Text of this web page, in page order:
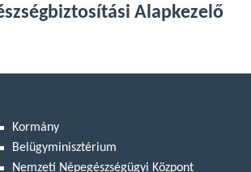
Alapkezelő
Kormány
Belügyminisztérium
Nemzeti Népegészségügyi Központ